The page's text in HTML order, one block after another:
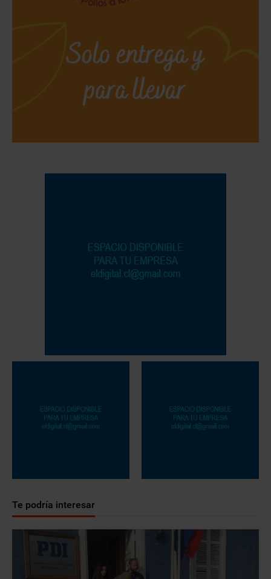
Te podría interesar